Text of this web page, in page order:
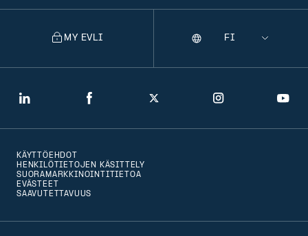
LinkedIn Facebook Twitter Instagram
MY EVLI
Selecting
the
Kieli
KÄYTTÖEHDOT
HENKILÖTIETOJEN KÄSITTELY
SUORAMARKKINOINTITIETOA
EVÄSTEET
SAAVUTETTAVUUS